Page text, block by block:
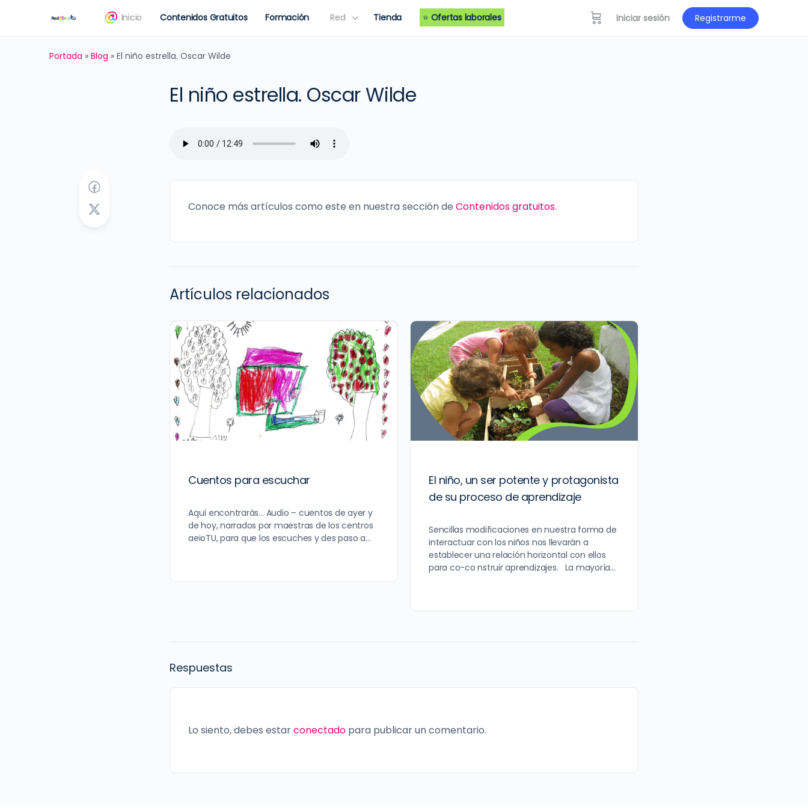
Inicio Contenidos Gratuitos Formación Red Tienda ⭐ Ofertas laborales Iniciar sesión Registrarme
Portada » Blog » El niño estrella. Oscar Wilde
El niño estrella. Oscar Wilde
Conoce más artículos como este en nuestra sección de Contenidos gratuitos.
Artículos relacionados
Cuentos para escuchar
Aquí encontrarás… Audio – cuentos de ayer y
de hoy, narrados por maestras de los centros
aeioTU, para que los escuches y des paso a…
El niño, un ser potente y protagonista
de su proceso de aprendizaje
Sencillas modificaciones en nuestra forma de
interactuar con los niños nos llevarán a
establecer una relación horizontal con ellos
para co-co nstruir aprendizajes. La mayoría…
Respuestas
Lo siento, debes estarconectado para publicar un comentario.